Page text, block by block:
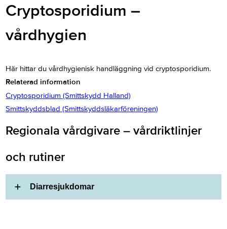
Cryptosporidium –
vårdhygien
Här hittar du vårdhygienisk handläggning vid cryptosporidium.
Relaterad information
Cryptosporidium (Smittskydd Halland)
Smittskyddsblad (Smittskyddsläkarföreningen)
Regionala vårdgivare – vårdriktlinjer
och rutiner
Diarresjukdomar